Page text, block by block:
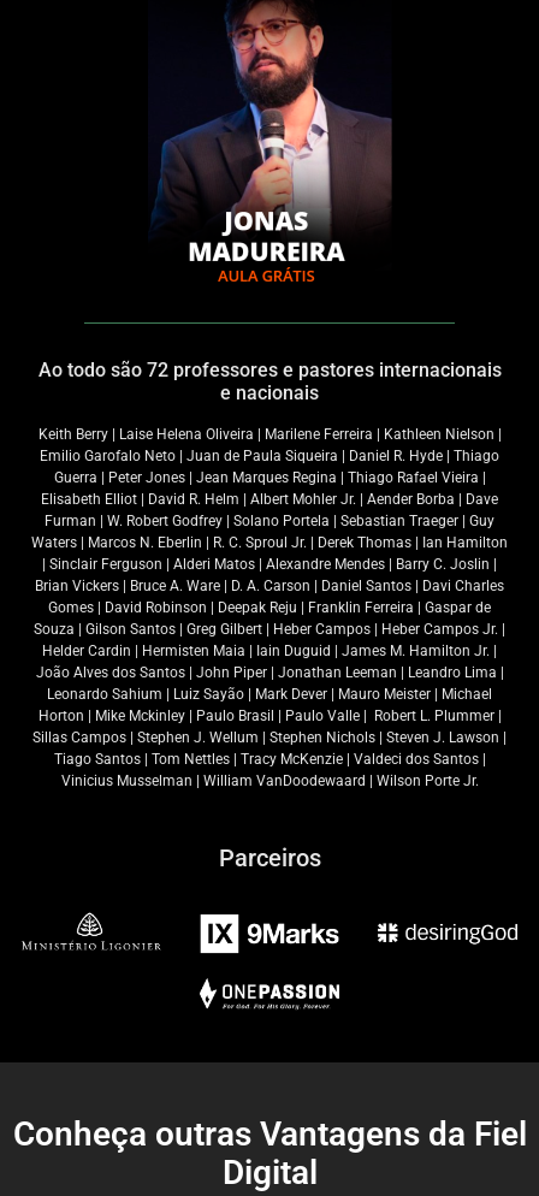
Ao todo são 72 professores e pastores internacionais
e nacionais
Keith Berry | Laise Helena Oliveira | Marilene Ferreira | Kathleen Nielson |
Emilio Garofalo Neto | Juan de Paula Siqueira | Daniel R. Hyde | Thiago
Guerra | Peter Jones | Jean Marques Regina | Thiago Rafael Vieira |
Elisabeth Elliot | David R. Helm | Albert Mohler Jr. | Aender Borba | Dave
Furman | W. Robert Godfrey | Solano Portela | Sebastian Traeger | Guy
Waters | Marcos N. Eberlin | R. C. Sproul Jr. | Derek Thomas | Ian Hamilton
| Sinclair Ferguson | Alderi Matos | Alexandre Mendes | Barry C. Joslin |
Brian Vickers | Bruce A. Ware | D. A. Carson | Daniel Santos | Davi Charles
Gomes | David Robinson | Deepak Reju | Franklin Ferreira | Gaspar de
Souza | Gilson Santos | Greg Gilbert | Heber Campos | Heber Campos Jr. |
Helder Cardin | Hermisten Maia | Iain Duguid | James M. Hamilton Jr. |
João Alves dos Santos | John Piper | Jonathan Leeman | Leandro Lima |
Leonardo Sahium | Luiz Sayão | Mark Dever | Mauro Meister | Michael
Horton | Mike Mckinley | Paulo Brasil | Paulo Valle | Robert L. Plummer |
Sillas Campos | Stephen J. Wellum | Stephen Nichols | Steven J. Lawson |
Tiago Santos | Tom Nettles | Tracy McKenzie | Valdeci dos Santos |
Vinicius Musselman | William VanDoodewaard | Wilson Porte Jr.
Parceiros
Conheça outras Vantagens da Fiel
Digital